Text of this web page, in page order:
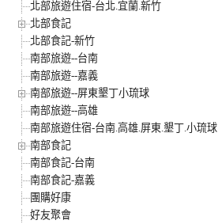
北部旅遊住宿-台北.宜蘭.新竹
北部食記
北部食記-新竹
南部旅遊--台南
南部旅遊--嘉義
南部旅遊--屏東墾丁小琉球
南部旅遊--高雄
南部旅遊住宿-台南.高雄.屏東.墾丁.小琉球
南部食記
南部食記-台南
南部食記-嘉義
團購好康
好友聚會